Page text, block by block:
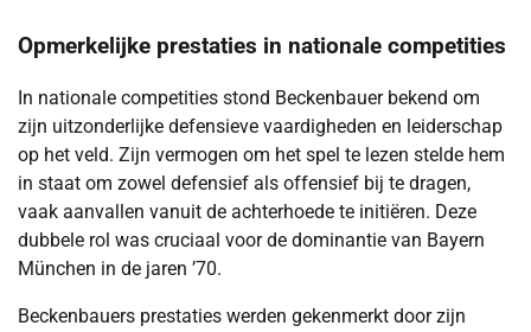
Opmerkelijke prestaties in nationale competities
In nationale competities stond Beckenbauer bekend om
zijn uitzonderlijke defensieve vaardigheden en leiderschap
op het veld. Zijn vermogen om het spel te lezen stelde hem
in staat om zowel defensief als offensief bij te dragen,
vaak aanvallen vanuit de achterhoede te initiëren. Deze
dubbele rol was cruciaal voor de dominantie van Bayern
München in de jaren ’70.
Beckenbauers prestaties werden gekenmerkt door zijn